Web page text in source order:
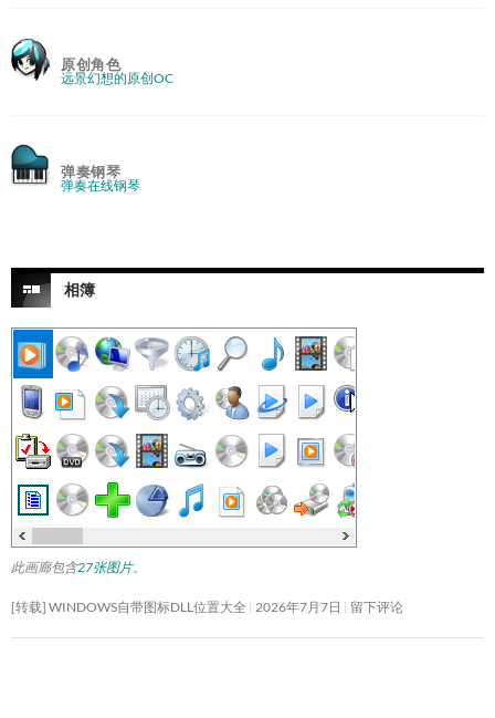
原创角色
远景幻想的原创OC
弹奏钢琴
弹奏在线钢琴
相簿
此画廊包含27张图片。
[转载] WINDOWS自带图标DLL位置大全 2026年7月7日 留下评论